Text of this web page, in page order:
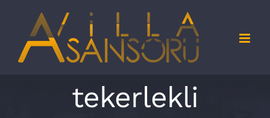
content
tekerlekli